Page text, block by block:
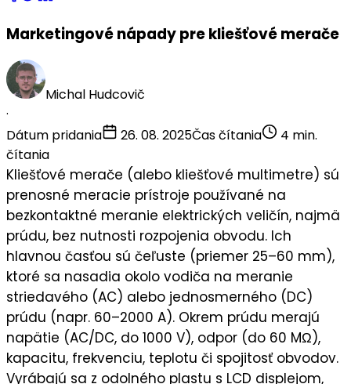
Marketingové nápady pre kliešťové merače
Michal Hudcovič
·
Dátum pridania
26. 08. 2025Čas čítania
4 min.
čítania
Kliešťové merače (alebo kliešťové multimetre) sú
prenosné meracie prístroje používané na
bezkontaktné meranie elektrických veličín, najmä
prúdu, bez nutnosti rozpojenia obvodu. Ich
hlavnou časťou sú čeľuste (priemer 25–60 mm),
ktoré sa nasadia okolo vodiča na meranie
striedavého (AC) alebo jednosmerného (DC)
prúdu (napr. 60–2000 A). Okrem prúdu merajú
napätie (AC/DC, do 1000 V), odpor (do 60 MΩ),
kapacitu, frekvenciu, teplotu či spojitosť obvodov.
Vyrábajú sa z odolného plastu s LCD displejom,